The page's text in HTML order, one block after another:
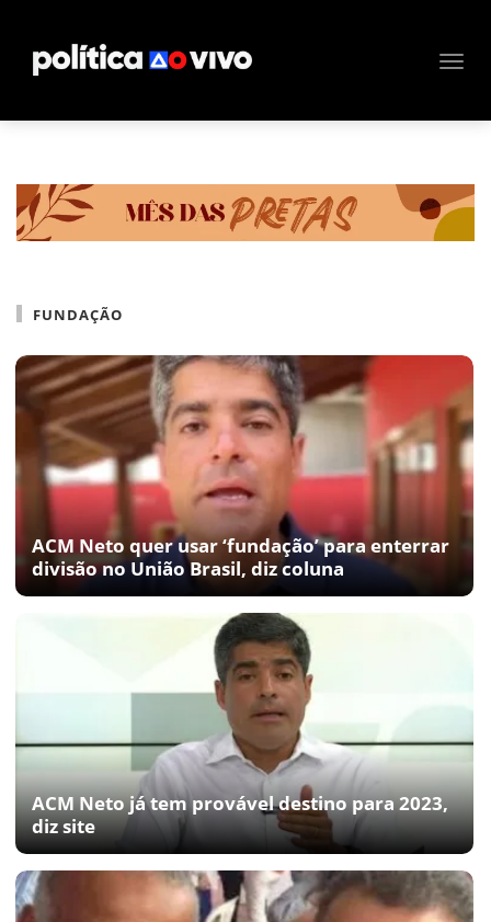
FUNDAÇÃO
ACM Neto quer usar ‘fundação’ para enterrar
divisão no União Brasil, diz coluna
ACM Neto já tem provável destino para 2023,
diz site